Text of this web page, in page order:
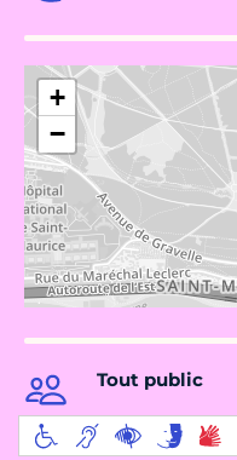
+
−
Tout public